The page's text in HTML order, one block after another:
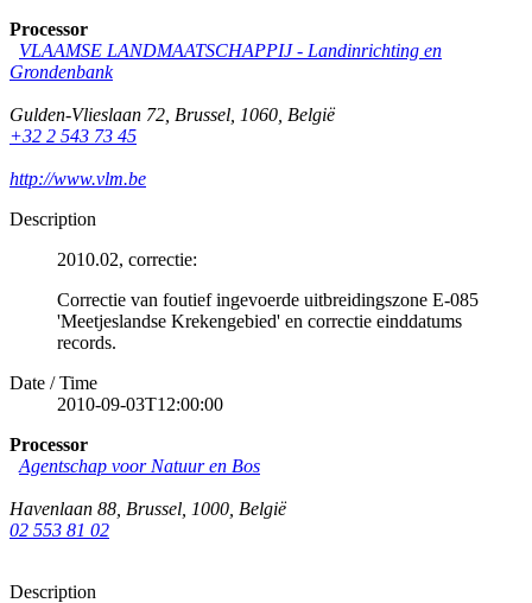
Processor
VLAAMSE LANDMAATSCHAPPIJ - Landinrichting en
Grondenbank
Gulden-Vlieslaan 72 Brussel 1060 België
+32 2 543 73 45
http://www.vlm.be
Description
2010.02, correctie:
Correctie van foutief ingevoerde uitbreidingszone E-085
'Meetjeslandse Krekengebied' en correctie einddatums
records.
Date / Time
2010-09-03T12:00:00
Processor
Agentschap voor Natuur en Bos
Havenlaan 88 Brussel 1000 België
02 553 81 02
Description